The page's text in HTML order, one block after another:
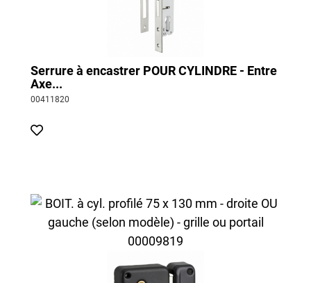
Serrure à encastrer POUR CYLINDRE - Entre
Axe...
00411820